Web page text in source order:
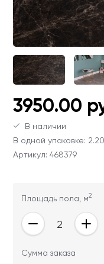
Ваши данные
Ваши данные
3950.00
В наличии
В одной упаковке:
Артикул: 468379
Площадь пола, м2
Сумма заказа